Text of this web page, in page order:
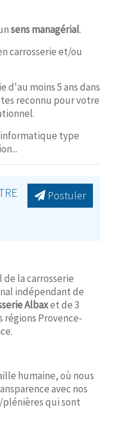
sens managérial.
carrosserie et/ou
d'au moins 5 ans dans
reconnu pour votre
informatique type
Postuler
la carrosserie
indépendant de
Albaxet de 3
régions Provence-
humaine, où nous
avec nos
plénières qui sont